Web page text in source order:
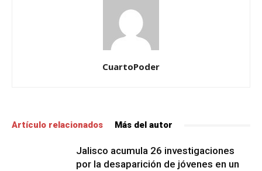
CuartoPoder
Artículo relacionados Más del autor
Jalisco acumula 26 investigaciones
por la desaparición de jóvenes en un